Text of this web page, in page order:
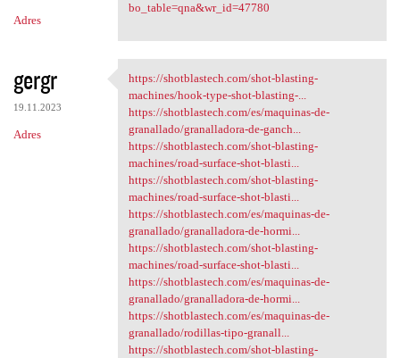
Adres
bo_table=qna&wr_id=47780
gergr
19.11.2023
Adres
https://shotblastech.com/shot
https://shotblastech.com/shot-blasting-
machines/hook-type-shot-blasting-...
https://shotblastech.com/es/maquinas-de-
granallado/granalladora-de-ganch...
https://shotblastech.com/shot-blasting-
machines/road-surface-shot-blasti...
https://shotblastech.com/shot-blasting-
machines/road-surface-shot-blasti...
https://shotblastech.com/es/maquinas-de-
granallado/granalladora-de-hormi...
https://shotblastech.com/shot-blasting-
machines/road-surface-shot-blasti...
https://shotblastech.com/es/maquinas-de-
granallado/granalladora-de-hormi...
https://shotblastech.com/es/maquinas-de-
granallado/rodillas-tipo-granall...
https://shotblastech.com/shot-blasting-